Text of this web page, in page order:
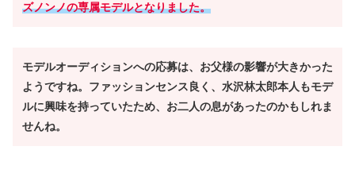
ズノンノの専属モデルとなりました。
モデルオーディションへの応募は、お父様の影響が大きかった
ようですね。ファッションセンス良く、水沢林太郎本人もモデ
ルに興味を持っていたため、お二人の息があったのかもしれま
せんね。